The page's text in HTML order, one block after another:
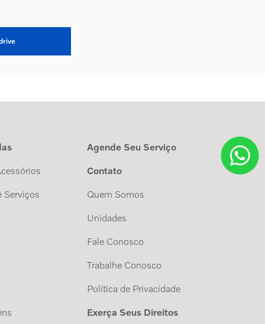
Serviços
Agende Seu Serviço
Contato
Quem Somos
Unidades
Fale Conosco
Trabalhe Conosco
Política de Privacidade
Exerça Seus Direitos